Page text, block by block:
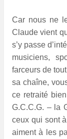
Car nous ne
Claude vient
s’y passe
musiciens,
farceurs de
sa chaîne,
ce retraité
G.C.C.G. – la
ceux qui sont
aiment à les